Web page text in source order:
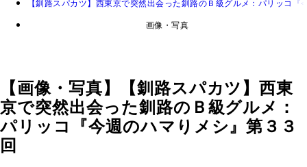
【釧路スパカツ】西東京で突然出会った釧路のＢ級グルメ：パリッコ『
画像・写真
【画像・写真】【釧路スパカツ】西東
京で突然出会った釧路のＢ級グルメ：
パリッコ『今週のハマりメシ』第３３
回